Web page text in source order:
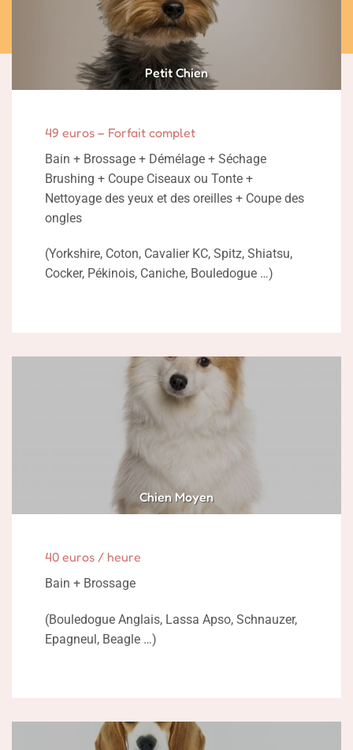
Petit Chien
49 euros – Forfait complet
Bain + Brossage + Démélage + Séchage
Brushing + Coupe Ciseaux ou Tonte +
Nettoyage des yeux et des oreilles + Coupe des
ongles
(Yorkshire, Coton, Cavalier KC, Spitz, Shiatsu,
Cocker, Pékinois, Caniche, Bouledogue …)
Chien Moyen
40 euros / heure
Bain + Brossage
(Bouledogue Anglais, Lassa Apso, Schnauzer,
Epagneul, Beagle …)